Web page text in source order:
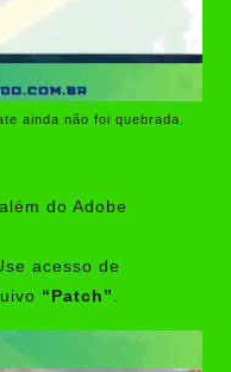
ainda não foi quebrada.
do Adobe
acesso de
“Patch” .